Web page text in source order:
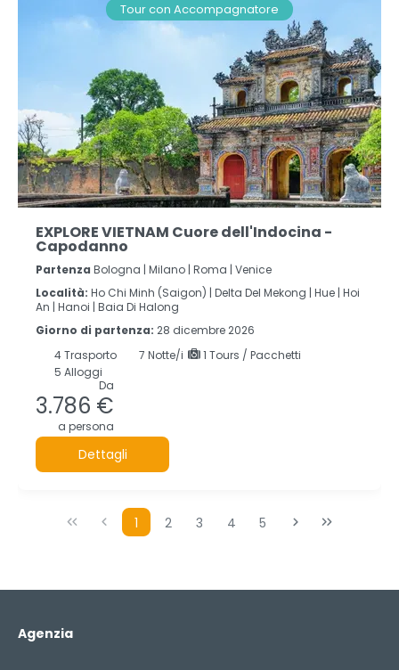
Tour con Accompagnatore
EXPLORE VIETNAM Cuore dell'Indocina -
Capodanno
Partenza Bologna | Milano | Roma | Venice
Località: Ho Chi Minh (Saigon) | Delta Del Mekong | Hue | Hoi
An | Hanoi | Baia Di Halong
Giorno di partenza: 28 dicembre 2026
4Trasporto 7 Notte/i
1 Tours / Pacchetti
5 Alloggi
Da
3.786 €
a persona
Dettagli
1 2 3 4 5
Agenzia